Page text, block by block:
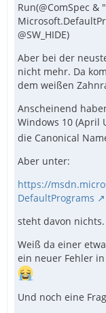
Run(@ComSpec
@SW_HIDE)
Aber bei der
nicht mehr. Da
dem weißen
Anscheinend
Windows 10 (April
die Canonical
Aber unter:
https://
DefaultPrograms
steht davon nichts.
Weiß da einer
ein neuer Fehler
Und noch eine